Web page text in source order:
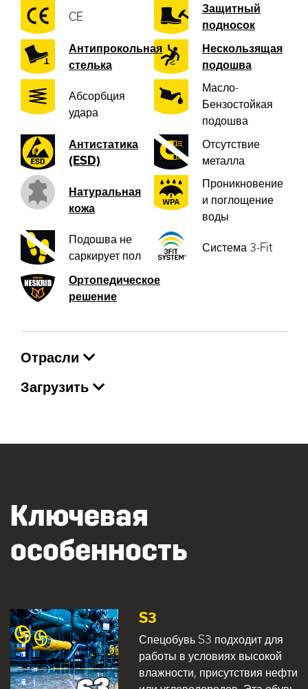
CE
Защитный
подносок
Антипрокольная
стелька
Нескользящая
подошва
Абсорбция
удара
Масло-
Бензостойкая
подошва
Антистатика
(ESD)
Отсутствие
металла
Натуральная
кожа
Проникновение
и поглощение
воды
Подошва не
саркирует пол
Система 3-Fit
Ортопедическое
решение
Отрасли
Загрузить
Ключевая
особенность
S3
Спецобувь S3 подходит для
работы в условиях высокой
влажности, присутствия нефти